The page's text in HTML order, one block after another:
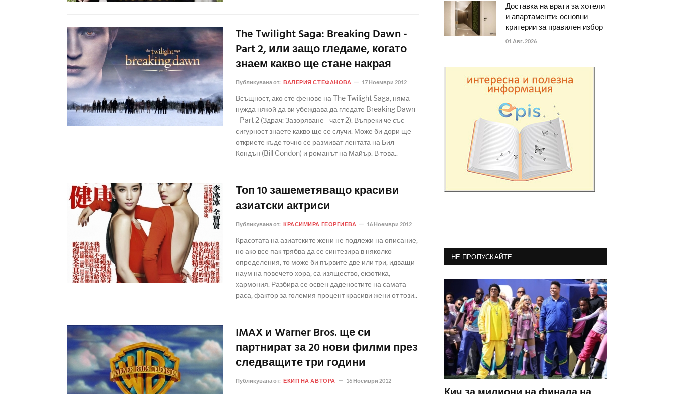
The Twilight Saga: Breaking Dawn -
Part 2, или защо гледаме, когато
знаем какво ще стане накрая
Публикувана от: ВАЛЕРИЯ СТЕФАНОВА 17 Ноември 2012
Всъщност, ако сте фенове на The Twilight Saga, няма
нужда някой да ви убеждава да гледате Breaking Dawn
- Part 2 (Здрач: Зазоряване - част 2). Въпреки че със
сигурност знаете какво ще се случи. Може би дори ще
откриете къде точно се размиват лентата на Бил
Кондън (Bill Condon) и романът на Майър. В това..
Топ 10 зашеметяващо красиви
азиатски актриси
Публикувана от: КРАСИМИРА ГЕОРГИЕВА 16 Ноември 2012
Красотата на азиатските жени не подлежи на описание,
но ако все пак трябва да се синтезира в няколко
определения, то може би първите две или три, идващи
наум на повечето хора, са изящество, екзотика,
хармония. Разбира се освен даденостите на самата
раса, фактор за големия процент красиви жени от този..
IMAX и Warner Bros. ще си
партнират за 20 нови филми през
следващите три години
Публикувана от: ЕКИП НА АВТОРА 16 Ноември 2012
Доставка на врати за хотели
и апартаменти: основни
критерии за правилен избор
01 Авг. 2026
НЕ ПРОПУСКАЙТЕ